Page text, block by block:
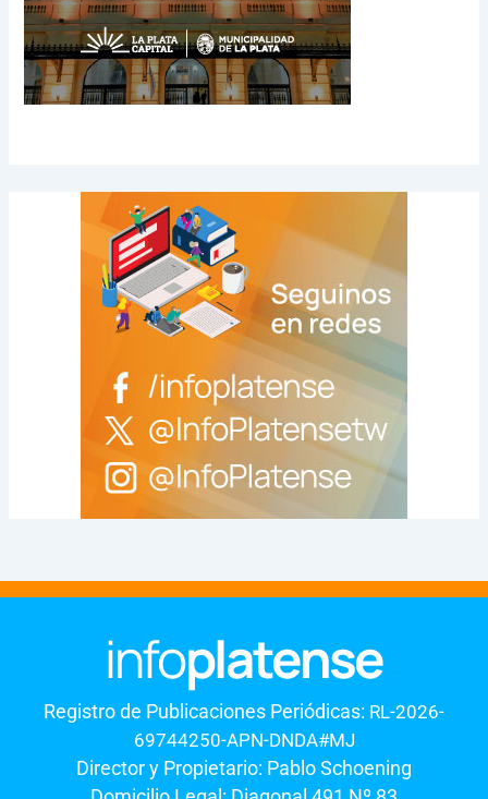
Registro de Publicaciones Periódicas: RL-2026-
69744250-APN-DNDA#MJ
Director y Propietario: Pablo Schoening